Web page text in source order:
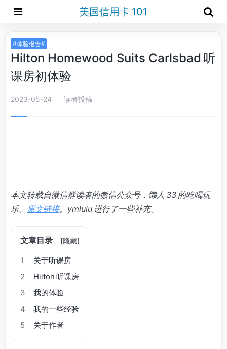
美国信用卡 101
#体验报告#
Hilton Homewood Suits Carlsbad 听
课房初体验
2023-05-24 读者投稿
本文转载自微信群读者的微信公众号，懒人 33 的吃喝玩
乐。 原文链接。ymlulu 进行了一些补充。
文章目录 [隐藏]
1
关于听课房
2
Hilton 听课房
3
我的体验
4
我的一些经验
5
关于作者